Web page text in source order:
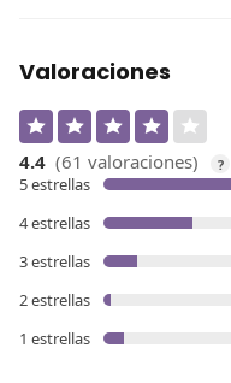
Valoraciones
4.4 (61 valoraciones) ?
5 estrellas
4 estrellas
3 estrellas
2 estrellas
1 estrellas